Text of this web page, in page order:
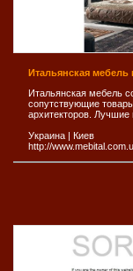
Итальянская
Итальянская мебель
сопутствующие
архитекторов.
Украина
Киев
http://